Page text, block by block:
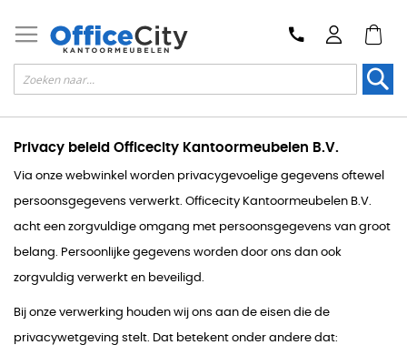
Privacy beleid Officecity Kantoormeubelen B.V.
Via onze webwinkel worden privacygevoelige gegevens oftewel
persoonsgegevens verwerkt. Officecity Kantoormeubelen B.V.
acht een zorgvuldige omgang met persoonsgegevens van groot
belang. Persoonlijke gegevens worden door ons dan ook
zorgvuldig verwerkt en beveiligd.
Bij onze verwerking houden wij ons aan de eisen die de
privacywetgeving stelt. Dat betekent onder andere dat: